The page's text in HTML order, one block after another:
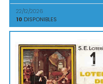
22/12/2026
10 DISPONIBLES